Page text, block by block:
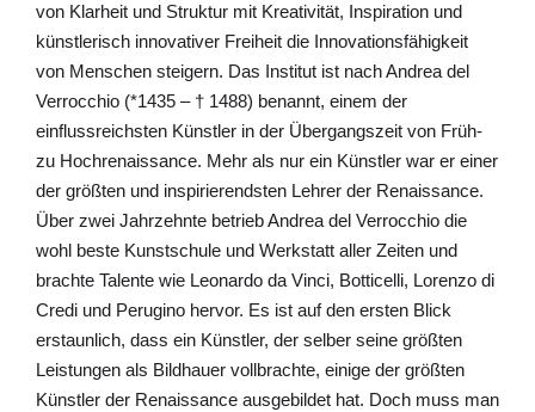
von Klarheit und Struktur mit Kreativität, Inspiration und
künstlerisch innovativer Freiheit die Innovationsfähigkeit
von Menschen steigern. Das Institut ist nach Andrea del
Verrocchio (*1435 – † 1488) benannt, einem der
einflussreichsten Künstler in der Übergangszeit von Früh-
zu Hochrenaissance. Mehr als nur ein Künstler war er einer
der größten und inspirierendsten Lehrer der Renaissance.
Über zwei Jahrzehnte betrieb Andrea del Verrocchio die
wohl beste Kunstschule und Werkstatt aller Zeiten und
brachte Talente wie Leonardo da Vinci, Botticelli, Lorenzo di
Credi und Perugino hervor. Es ist auf den ersten Blick
erstaunlich, dass ein Künstler, der selber seine größten
Leistungen als Bildhauer vollbrachte, einige der größten
Künstler der Renaissance ausgebildet hat. Doch muss man